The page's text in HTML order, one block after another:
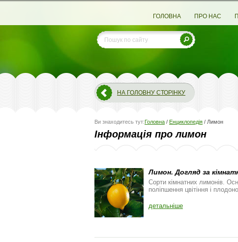
ГОЛОВНА ПРО НАС
НА ГОЛОВНУ СТОРІНКУ
Ви знаходитесь тут:Головна / Енциклопедія / Лимон
Інформація про лимон
Лимон. Догляд за
Сорти кімнатних лимонів.
поліпшення цвітіння і
детальніше